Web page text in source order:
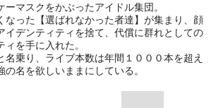
マスクをかぶったアイドル集団。
なった【選ばれなかった者達】が集まり、顔
イデンティティを捨て、代償に群れとしての
を手に入れた。
名乗り、ライブ本数は年間１０００本を超え
名を欲しいままにしている。